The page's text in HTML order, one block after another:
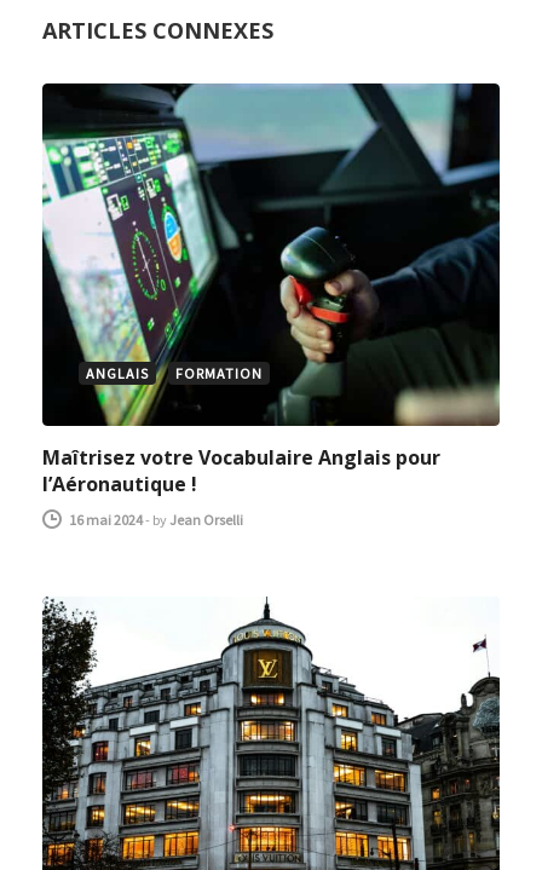
ARTICLES CONNEXES
ANGLAIS FORMATION
Maîtrisez votre Vocabulaire Anglais pour
l’Aéronautique !
16 mai 2024- byJean Orselli